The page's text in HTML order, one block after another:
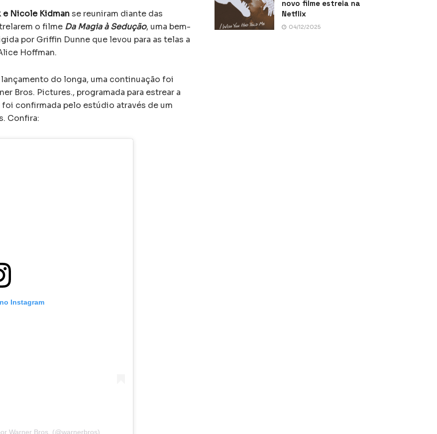
e Nicole Kidmanse reuniram diante das
o filme Da Magia à Sedução, uma bem-
por Griffin Dunne que levou para as telas a
Hoffman.
do longa, uma continuação foi
Bros. Pictures., programada para estrear a
confirmada pelo estúdio através de um
Confira:
Instagram
Warner Bros. (@warnerbros)
novo filme estreia na
Netflix
04/12/2025